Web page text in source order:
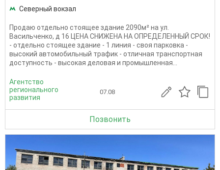
Северный вокзал
Продаю отдельно стоящее здание 2090м² на ул.
Васильченко, д 16 ЦЕНА СНИЖЕНА НА ОПРЕДЕЛЕННЫЙ СРОК!
- отдельно стоящее здание - 1 линия - своя парковка -
высокий автомобильный трафик - отличная транспортная
доступность - высокая деловая и промышленная...
Агентство
регионального
развития
07.08
Позвонить